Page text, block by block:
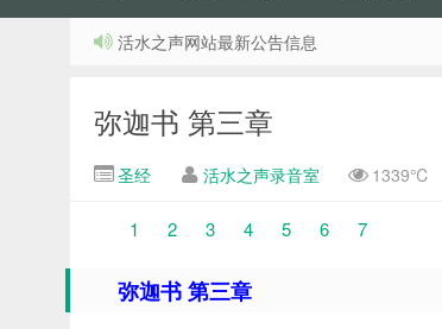
活水之声网站最新公告信息
弥迦书 第三章
圣经 活水之声录音室 1339℃
1 2 3 4 5 6 7
弥迦书 第三章